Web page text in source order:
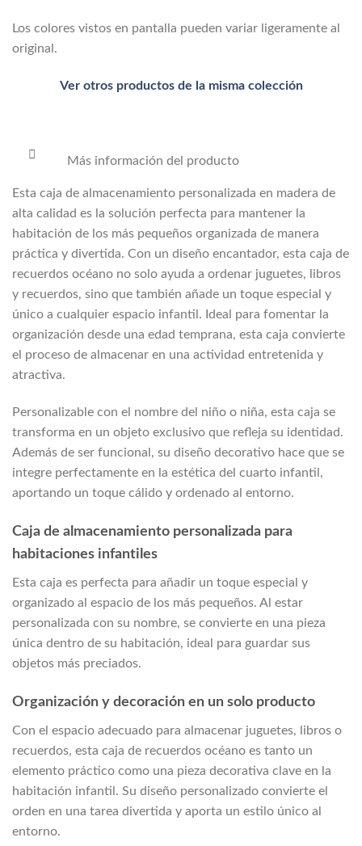
Los colores vistos en pantalla pueden variar ligeramente al
original.
Ver otros productos de la misma colección
Más información del producto
Esta caja de almacenamiento personalizada en madera de
alta calidad es la solución perfecta para mantener la
habitación de los más pequeños organizada de manera
práctica y divertida. Con un diseño encantador, esta caja de
recuerdos océano no solo ayuda a ordenar juguetes, libros
y recuerdos, sino que también añade un toque especial y
único a cualquier espacio infantil. Ideal para fomentar la
organización desde una edad temprana, esta caja convierte
el proceso de almacenar en una actividad entretenida y
atractiva.
Personalizable con el nombre del niño o niña, esta caja se
transforma en un objeto exclusivo que refleja su identidad.
Además de ser funcional, su diseño decorativo hace que se
integre perfectamente en la estética del cuarto infantil,
aportando un toque cálido y ordenado al entorno.
Caja de almacenamiento personalizada para
habitaciones infantiles
Esta caja es perfecta para añadir un toque especial y
organizado al espacio de los más pequeños. Al estar
personalizada con su nombre, se convierte en una pieza
única dentro de su habitación, ideal para guardar sus
objetos más preciados.
Organización y decoración en un solo producto
Con el espacio adecuado para almacenar juguetes, libros o
recuerdos, esta caja de recuerdos océano es tanto un
elemento práctico como una pieza decorativa clave en la
habitación infantil. Su diseño personalizado convierte el
orden en una tarea divertida y aporta un estilo único al
entorno.